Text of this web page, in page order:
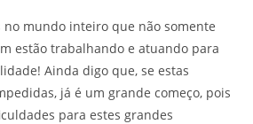
no mundo inteiro que não somente
estão trabalhando e atuando para
Ainda digo que, se estas
já é um grande começo, pois
para estes grandes